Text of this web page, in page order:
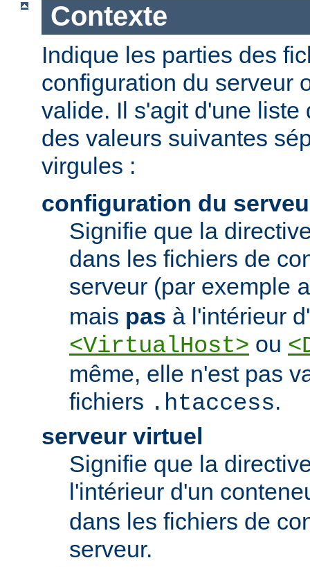
Contexte
Indique les parties des
configuration du serveur
valide. Il s'agit d'une liste
des valeurs suivantes
virgules :
configuration du
Signifie que la
dans les fichiers de
serveur (par exemple
mais pas à l'intérieur
<VirtualHost> ou
même, elle n'est pas
fichiers .htaccess.
serveur virtuel
Signifie que la
l'intérieur d'un
dans les fichiers de
serveur.